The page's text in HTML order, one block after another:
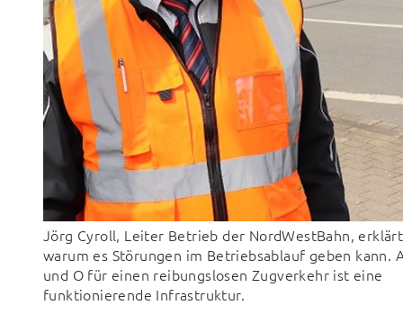
Jörg Cyroll, Leiter Betrieb der NordWestBahn, erklärt
warum es Störungen im Betriebsablauf geben kann.
und O für einen reibungslosen Zugverkehr ist eine
funktionierende Infrastruktur.